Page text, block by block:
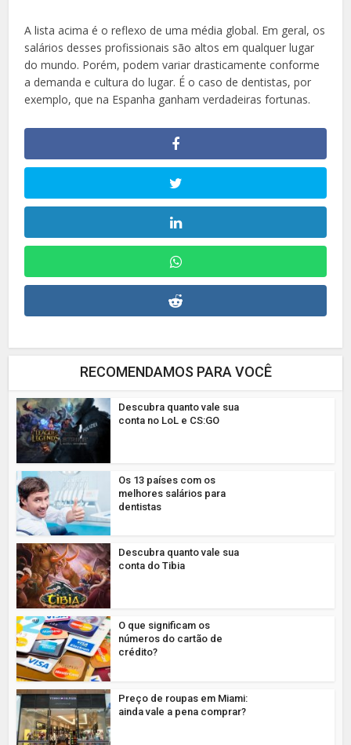
A lista acima é o reflexo de uma média global. Em geral, os
salários desses profissionais são altos em qualquer lugar
do mundo. Porém, podem variar drasticamente conforme
a demanda e cultura do lugar. É o caso de dentistas, por
exemplo, que na Espanha ganham verdadeiras fortunas.
RECOMENDAMOS PARA VOCÊ
Descubra quanto vale sua
conta no LoL e CS:GO
Os 13 países com os
melhores salários para
dentistas
Descubra quanto vale sua
conta do Tibia
O que significam os
números do cartão de
crédito?
Preço de roupas em Miami:
ainda vale a pena comprar?